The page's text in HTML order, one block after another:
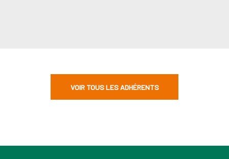
VOIR TOUS LES ADHÉRENTS